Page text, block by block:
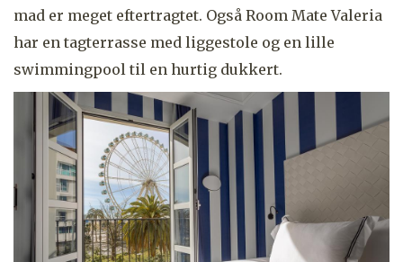
mad er meget eftertragtet. Også Room Mate Valeria
har en tagterrasse med liggestole og en lille
swimmingpool til en hurtig dukkert.